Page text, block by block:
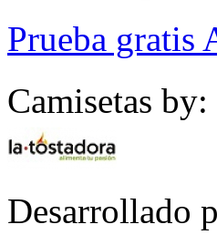
Prueba gratis
Camisetas
Desarrollado